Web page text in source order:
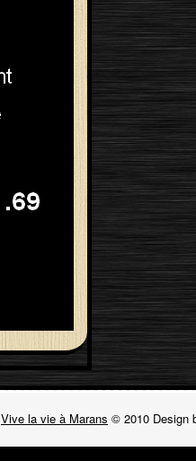
Vive la vie à Marans © 2010 Design